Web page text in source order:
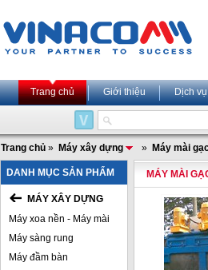
Trang chủ Giới thiệu Dịch vụ
Trang chủ » Máy xây dựng » Máy mài
DANH MỤC SẢN PHẨM
MÁY XÂY DỰNG
Máy xoa nền - Máy mài
Máy sàng rung
Máy đầm bàn
MÁY MÀI